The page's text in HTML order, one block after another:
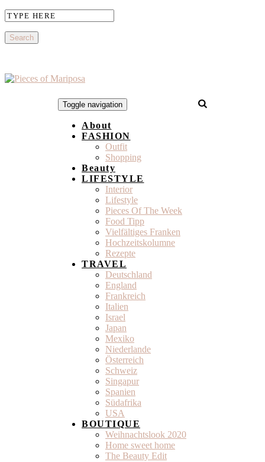
Toggle navigation
About
FASHION
Outfit
Shopping
Beauty
LIFESTYLE
Interior
Lifestyle
Pieces Of The Week
Food Tipp
Vielfältiges Franken
Hochzeitskolumne
Rezepte
TRAVEL
Deutschland
England
Frankreich
Italien
Israel
Japan
Mexiko
Niederlande
Österreich
Schweiz
Singapur
Spanien
Südafrika
USA
BOUTIQUE
Weihnachtslook 2020
Home sweet home
The Beauty Edit